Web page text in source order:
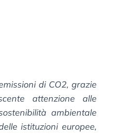
di CO2, grazie
attenzione alle
ambientale
istituzioni europee,